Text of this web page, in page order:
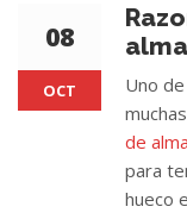
08
OCT
Uno
de
para
hueco